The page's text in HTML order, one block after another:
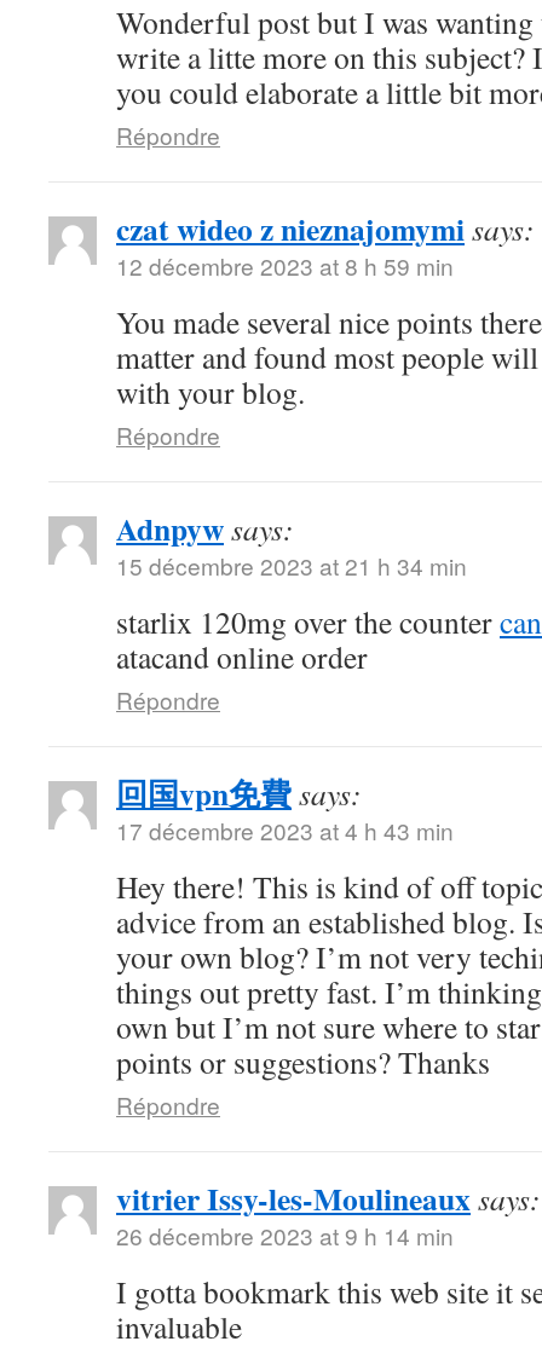
Wonderful post but I was
write a litte more on this subject?
you could elaborate a little bit
Répondre
czat wideo z nieznajomymisays:
12 décembre 2023 at 8 h 59 min
You made several nice points
matter and found most people
with your blog.
Répondre
Adnpywsays:
15 décembre 2023 at 21 h 34 min
starlix 120mg over the counter
atacand online order
Répondre
回国vpn免費says:
17 décembre 2023 at 4 h 43 min
Hey there! This is kind of off
advice from an established blog.
your own blog? I’m not very
things out pretty fast. I’m
own but I’m not sure where to
points or suggestions? Thanks
Répondre
vitrier Issy-les-Moulineauxsays:
26 décembre 2023 at 9 h 14 min
I gotta bookmark this web site it
invaluable